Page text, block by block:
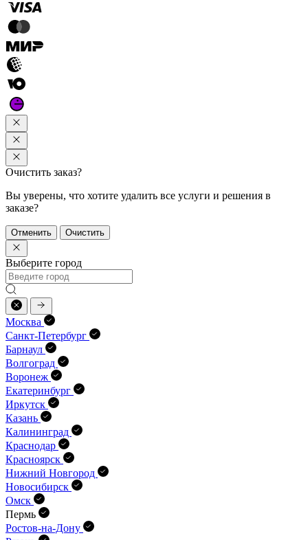
Очистить заказ?
Вы уверены, что хотите удалить все услуги и решения в
заказе?
Отменить Очистить
Выберите город
Москва
Санкт-Петербург
Барнаул
Волгоград
Воронеж
Екатеринбург
Иркутск
Казань
Калининград
Краснодар
Красноярск
Нижний Новгород
Новосибирск
Омск
Пермь
Ростов-на-Дону